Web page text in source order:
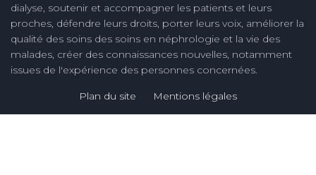
dialyse, soutenir et accompagner les patients et leurs
proches, défendre leurs droits, porter leurs voix, améliorer la
qualité des soins des soins en néphrologie et la vie des
malades, créer des connaissances nouvelles, notamment
issues de l'expérience des personnes concernées.
Plan du site Mentions légales